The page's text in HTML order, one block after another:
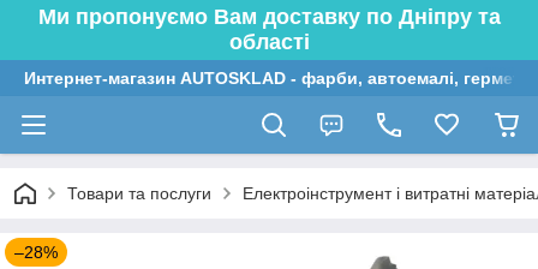
Ми пропонуємо Вам доставку по Дніпру та
області
Интернет-магазин AUTOSKLAD - фарби, автоемалі,
Товари та послуги Електроінструмент і витратні
–28%